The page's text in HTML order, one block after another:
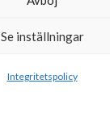
Se inställningar
Integritetspolicy